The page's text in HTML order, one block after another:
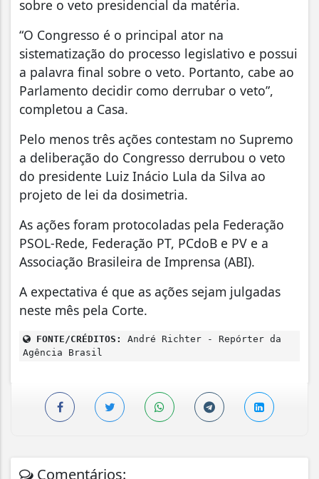
sobre o veto presidencial da matéria.
“O Congresso é o principal ator na
sistematização do processo legislativo e possui
a palavra final sobre o veto. Portanto, cabe ao
Parlamento decidir como derrubar o veto”,
completou a Casa.
Pelo menos três ações contestam no Supremo
a deliberação do Congresso derrubou o veto
do presidente Luiz Inácio Lula da Silva ao
projeto de lei da dosimetria.
As ações foram protocoladas pela Federação
PSOL-Rede, Federação PT, PCdoB e PV e a
Associação Brasileira de Imprensa (ABI).
A expectativa é que as ações sejam julgadas
neste mês pela Corte.
FONTE/CRÉDITOS:
André Richter - Repórter da
Agência Brasil
Comentários: